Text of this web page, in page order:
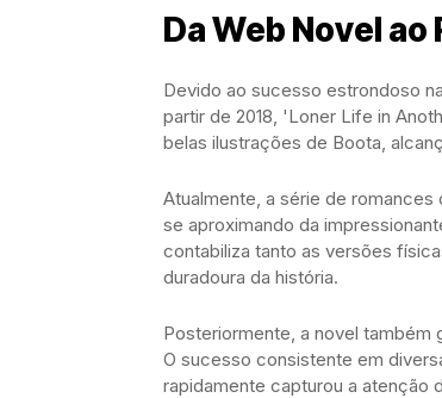
Da Web Novel
Devido ao sucesso estrondoso
partir de 2018, 'Loner Life in
belas ilustrações de Boota,
Atualmente, a série de romances
se aproximando da
contabiliza tanto as versões
duradoura da história.
Posteriormente, a novel também
O sucesso consistente em
rapidamente capturou a atenção